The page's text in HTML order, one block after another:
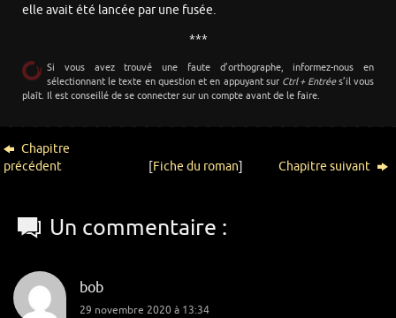
elle avait été lancée par une fusée.
***
Si vous avez trouvé une faute d’orthographe, informez-nous en
sélectionnant le texte en question et en appuyant sur Ctrl + Entrées’il vous
plaît. Il est conseillé de se connecter sur un compte avant de le faire.
Chapitre
précédent
[Fiche du roman] Chapitre suivant
Un commentaire :
bob
29 novembre 2020 à 13:34